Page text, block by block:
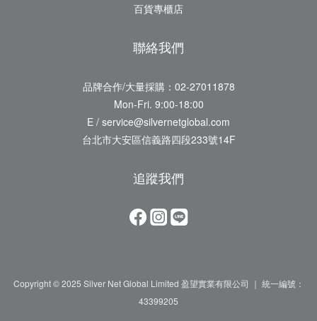
百貨專櫃店
聯絡我們
品牌合作/大量採購：02-27011878
Mon-Fri. 9:00-18:00
E / service@silvernetglobal.com
台北市大安區信義路四段233號14F
追蹤我們
Copyright © 2025 Silver Net Global Limited 盈望實業有限公司 ｜ 統一編號：
43399205